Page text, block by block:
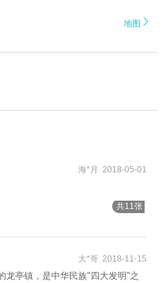
地图 
海*月 2018-05-01
共11张
大*哥 2018-11-15
龙亭镇，是中华民族"四大发明"之